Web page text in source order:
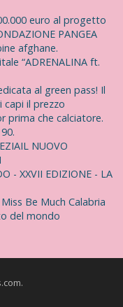
euro al progetto
PANGEA
afghane.
“ADRENALINA ft.
al green pass! Il
capi il prezzo
prima che calciatore.
NUOVO
- XXVII EDIZIONE - LA
Be Much Calabria
del mondo
.